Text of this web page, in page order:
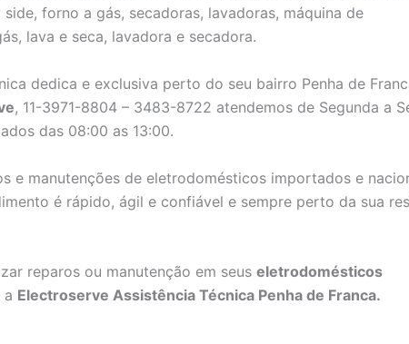
forno a gás, secadoras, lavadoras, máquina de
lava e seca, lavadora e secadora.
dedica e exclusiva perto do seu bairro Penha de
, 11-3971-8804 – 3483-8722 atendemos de Segunda a
das 08:00 as 13:00.
e manutenções de eletrodomésticos importados e
é rápido, ágil e confiável e sempre perto da sua
reparos ou manutenção em seus eletrodomésticos
a Electroserve Assistência Técnica Penha de Franca.